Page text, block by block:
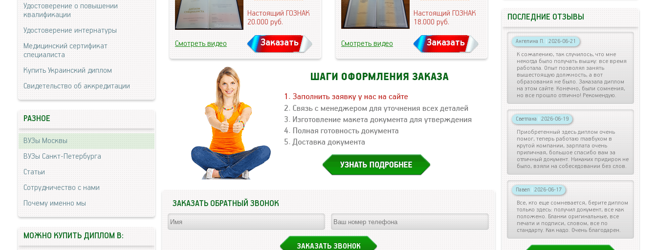
Настоящий ГОЗНАК
20.000руб.
Смотреть видео Заказать
Настоящий ГОЗНАК
18.000руб.
Смотреть видео Заказать
ЗАКАЗАТЬ ОБРАТНЫЙ ЗВОНОК
Удостоверение о повышении
квалификации
Удостоверение интернатуры
Медицинский сертификат
специалиста
Купить Украинский диплом
Свидетельство об аккредитации
РАЗНОЕ
ВУЗы Москвы
ВУЗы Санкт-Петербурга
Статьи
Сотрудничество с нами
Почему именно мы
МОЖНО КУПИТЬ ДИПЛОМ В:
ПОСЛЕДНИЕ ОТЗЫВЫ
Ангелина П. | 2026-06-21
К сожалению, так случилось, что мне
некогда было получать вышку: все время
работала. Опыт позволял занять
вышестоящую должность, а вот
образования не было. Заказала диплом
на этом сайте. Конечно, были сомнения,
но все прошло отлично! Рекомендую.
Светлана | 2026-06-19
Приобретенный здесь диплом очень
помог, теперь работаю главбухом в
крутой компании, зарплата очень
приличная, большое спасибо вам за
отличный документ. Никаких придирок не
было, взяли на собеседовании без слов.
Павел | 2026-06-17
Все, кто еще сомневается, берите диплом
только здесь: получил документ, все как
положено. Бланки оригинальные, все
печати и подписи, словом, все по
стандарту. Как надо. Очень благодарен.